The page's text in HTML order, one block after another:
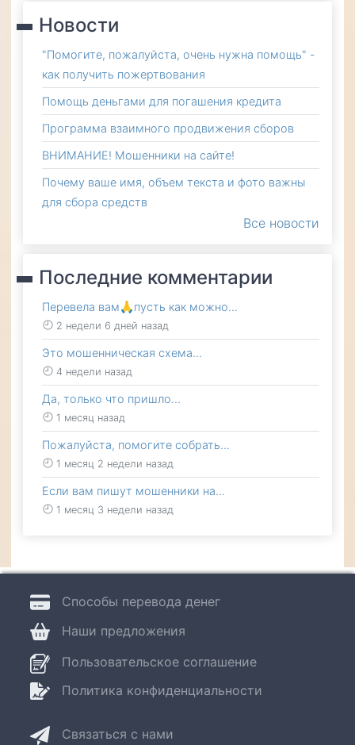
Новости
"Помогите, пожалуйста, очень нужна помощь" -
как получить пожертвования
Помощь деньгами для погашения кредита
Программа взаимного продвижения сборов
ВНИМАНИЕ! Мошенники на сайте!
Почему ваше имя, объем текста и фото важны
для сбора средств
Все новости
Последние комментарии
Перевела вам🙏пусть как можно…
2 недели 6 дней назад
Это мошенническая схема…
4 недели назад
Да, только что пришло…
1 месяц назад
Пожалуйста, помогите собрать…
1 месяц 2 недели назад
Если вам пишут мошенники на…
1 месяц 3 недели назад
Связаться с нами
Пользовательское соглашение
Политика конфиденциальности
Способы перевода денег
Наши предложения